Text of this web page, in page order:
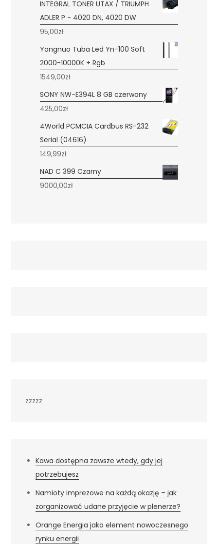
INTEGRAL TONER UTAX / TRIUMPH
ADLER P - 4020 DN, 4020 DW
95,00zł
Yongnuo Tuba Led Yn-100 Soft
2000-10000K + Rgb
1549,00zł
SONY NW-E394L 8 GB czerwony
425,00zł
4World PCMCIA Cardbus RS-232
Serial (04616)
149,99zł
NAD C 399 Czarny
9000,00zł
zzzzz
Kawa dostępna zawsze wtedy, gdy jej
potrzebujesz
Namioty imprezowe na każdą okazję – jak
zorganizować udane przyjęcie w plenerze?
Orange Energia jako element nowoczesnego
rynku energii